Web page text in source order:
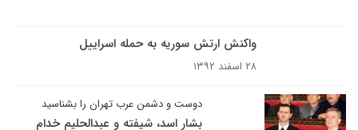
واکنش ارتش سوریه به حمله اسراییل
۲۸ اسفند ۱۳۹۲
دوست و دشمن عرب تهران را بشناسید
بشار اسد، شیفته و عبدالحلیم خدام